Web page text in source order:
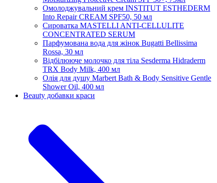
Омолоджувальний крем INSTITUT ESTHEDERM
Into Repair CREAM SPF50, 50 мл
Сироватка MASTELLI ANTI-CELLULITE
CONCENTRATED SERUM
Парфумована вода для жінок Bugatti Bellissima
Rossa, 30 мл
Відбілююче молочко для тіла Sesderma Hidraderm
TRX Body Milk, 400 мл
Олія для душу Marbert Bath & Body Sensitive Gentle
Shower Oil, 400 мл
Beauty добавки краси